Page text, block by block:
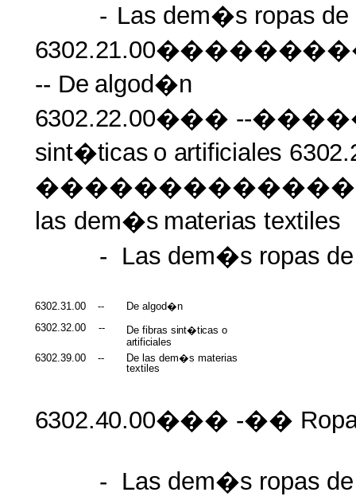
- Las dem�s ropas de
-- De algod�n
6302.22.00��� --
sint�ticas o artificiales
las dem�s materias textiles
- Las dem�s ropas de
6302.31.00 --
De algod�n
6302.32.00
-- De fibras sint�ticas o
artificiales
6302.39.00
--
De las dem�s materias
textiles
6302.40.00��� -��
- Las dem�s ropas de